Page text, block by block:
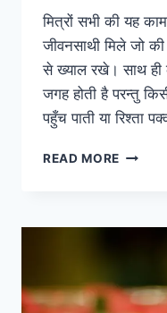
मित्रों सभी की यह
जीवनसाथी मिले जो
से ख्याल रखे। साथ ही
जगह होती है परन्तु
पहुँच पाती या रिश्ता
READ MORE नवरात्रों
चुपके
से
मिलेगा